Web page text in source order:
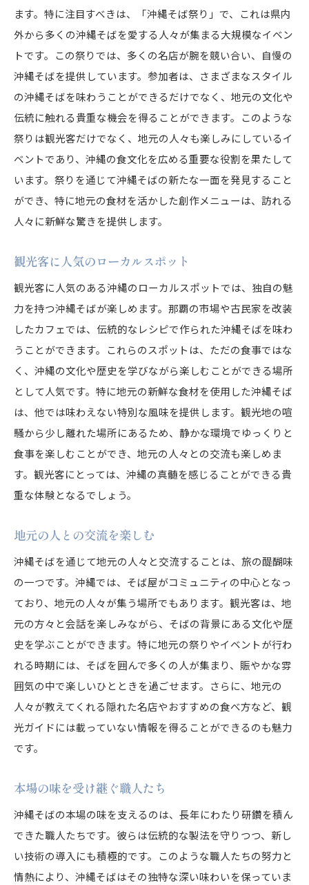
ます。特に注目すべきは、「沖縄そば祭り」で、これは県内
外から多くの沖縄そばを愛する人々が集まる大規模なイベン
トです。この祭りでは、多くの名店が腕を競い合い、自慢の
沖縄そばを提供しています。参加者は、さまざまなスタイル
の沖縄そばを味わうことができるだけでなく、地元の文化や
伝統に触れる貴重な機会を得ることができます。このような
祭りは観光客だけでなく、地元の人々も楽しみにしているイ
ベントであり、沖縄の食文化を広める重要な役割を果たして
います。祭りを通じて沖縄そばの新たな一面を発見すること
ができ、特に地元の食材を活かした創作メニューは、訪れる
人々に新鮮な驚きを提供します。
観光客に人気のローカルスポット
観光客に人気のある沖縄のローカルスポットでは、独自の魅
力を持つ沖縄そばが楽しめます。那覇の市場や古民家を改装
したカフェでは、伝統的なレシピで作られた沖縄そばを味わ
うことができます。これらのスポットは、ただの食事ではな
く、沖縄の文化や歴史を学びながら楽しむことができる場所
として人気です。特に地元の新鮮な食材を使用した沖縄そば
は、他では味わえない特別な風味を提供します。観光地の喧
騒から少し離れた場所にあるため、静かな環境でゆっくりと
食事を楽しむことができ、地元の人々との交流も楽しめま
す。観光客にとっては、沖縄の真髄を感じることができる貴
重な体験となるでしょう。
地元の人との交流を楽しむ
沖縄そばを通じて地元の人々と交流することは、旅の醍醐味
の一つです。沖縄では、そば屋がコミュニティの中心となっ
ており、地元の人々が集う場所でもあります。観光客は、地
元の方々と会話を楽しみながら、そばの背景にある文化や歴
史を学ぶことができます。特に地元の祭りやイベントが行わ
れる時期には、そばを囲んで多くの人が集まり、賑やかな雰
囲気の中で楽しいひとときを過ごせます。さらに、地元の
人々が教えてくれる隠れた名店やおすすめの食べ方など、観
光ガイドには載っていない情報を得ることができるのも魅力
です。
本場の味を受け継ぐ職人たち
沖縄そばの本場の味を支えるのは、長年にわたり研鑽を積ん
できた職人たちです。彼らは伝統的な製法を守りつつ、新し
い技術の導入にも積極的です。このような職人たちの努力と
情熱により、沖縄そばはその独特な深い味わいを保っていま